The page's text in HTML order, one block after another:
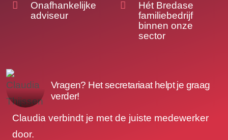
Onafhankelijke
adviseur
Hét Bredase
familiebedrijf
binnen onze
sector
Vragen? Het secretariaat helpt je graag
verder!
Claudia verbindt je met de juiste medewerker
door.